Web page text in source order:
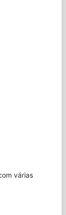
várias